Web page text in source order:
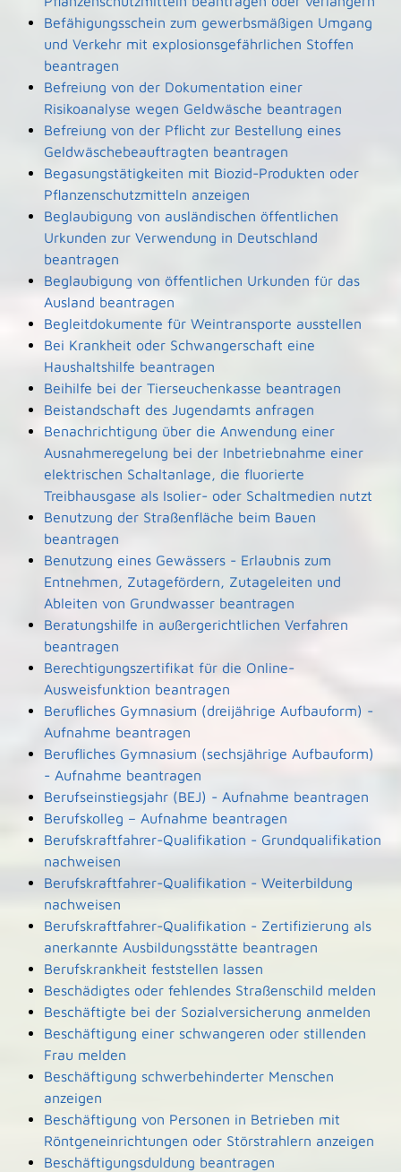
Befähigungsschein zum gewerbsmäßigen Umgang
und Verkehr mit explosionsgefährlichen Stoffen
beantragen
Befreiung von der Dokumentation einer
Risikoanalyse wegen Geldwäsche beantragen
Befreiung von der Pflicht zur Bestellung eines
Geldwäschebeauftragten beantragen
Begasungstätigkeiten mit Biozid-Produkten oder
Pflanzenschutzmitteln anzeigen
Beglaubigung von ausländischen öffentlichen
Urkunden zur Verwendung in Deutschland
beantragen
Beglaubigung von öffentlichen Urkunden für das
Ausland beantragen
Begleitdokumente für Weintransporte ausstellen
Bei Krankheit oder Schwangerschaft eine
Haushaltshilfe beantragen
Beihilfe bei der Tierseuchenkasse beantragen
Beistandschaft des Jugendamts anfragen
Benachrichtigung über die Anwendung einer
Ausnahmeregelung bei der Inbetriebnahme einer
elektrischen Schaltanlage, die fluorierte
Treibhausgase als Isolier- oder Schaltmedien nutzt
Benutzung der Straßenfläche beim Bauen
beantragen
Benutzung eines Gewässers - Erlaubnis zum
Entnehmen, Zutagefördern, Zutageleiten und
Ableiten von Grundwasser beantragen
Beratungshilfe in außergerichtlichen Verfahren
beantragen
Berechtigungszertifikat für die Online-
Ausweisfunktion beantragen
Berufliches Gymnasium (dreijährige Aufbauform) -
Aufnahme beantragen
Berufliches Gymnasium (sechsjährige Aufbauform)
- Aufnahme beantragen
Berufseinstiegsjahr (BEJ) - Aufnahme beantragen
Berufskolleg – Aufnahme beantragen
Berufskraftfahrer-Qualifikation - Grundqualifikation
nachweisen
Berufskraftfahrer-Qualifikation - Weiterbildung
nachweisen
Berufskraftfahrer-Qualifikation - Zertifizierung als
anerkannte Ausbildungsstätte beantragen
Berufskrankheit feststellen lassen
Beschädigtes oder fehlendes Straßenschild melden
Beschäftigte bei der Sozialversicherung anmelden
Beschäftigung einer schwangeren oder stillenden
Frau melden
Beschäftigung schwerbehinderter Menschen
anzeigen
Beschäftigung von Personen in Betrieben mit
Röntgeneinrichtungen oder Störstrahlern anzeigen
Beschäftigungsduldung beantragen